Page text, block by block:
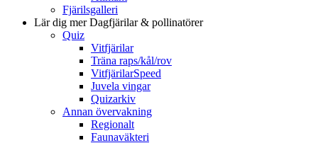
Fjärilsgalleri
Lär dig merDagfjärilar & pollinatörer
Quiz
Vitfjärilar
Träna raps/kål/rov
VitfjärilarSpeed
Juvela vingar
Quizarkiv
Annan övervakning
Regionalt
Faunaväkteri